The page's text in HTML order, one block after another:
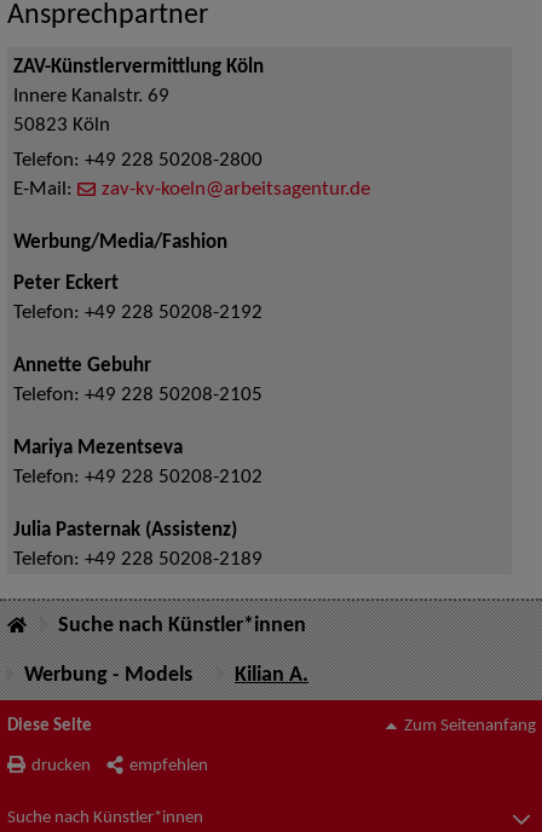
Ansprechpartner
ZAV-Künstlervermittlung Köln
Innere Kanalstr. 69
50823 Köln
Telefon: +49 228 50208-2800
E-Mail:
zav-kv-koeln@arbeitsagentur.de
Werbung/Media/Fashion
Peter Eckert
Telefon: +49 228 50208-2192
Annette Gebuhr
Telefon: +49 228 50208-2105
Mariya Mezentseva
Telefon: +49 228 50208-2102
Julia Pasternak (Assistenz)
Telefon: +49 228 50208-2189
Suche nach Künstler*innen
Werbung - Models Kilian A.
Diese Seite
drucken empfehlen
Zum Seitenanfang
Suche nach Künstler*innen